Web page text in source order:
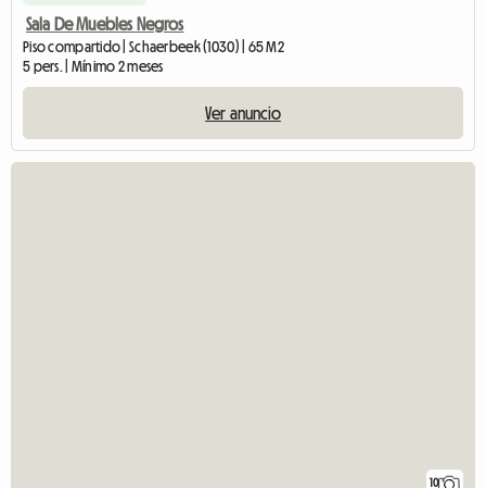
Sala De Muebles Negros
Piso compartido | Schaerbeek (1030) | 65 M2
5 pers. | Mínimo 2 meses
Ver anuncio
10